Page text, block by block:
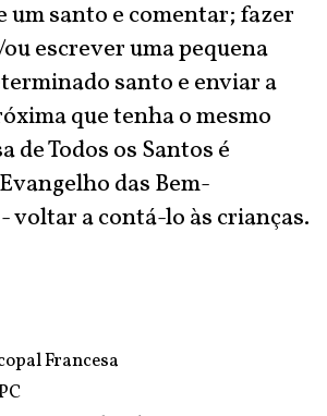
um santo e comentar; fazer
escrever uma pequena
santo e enviar a
que tenha o mesmo
de Todos os Santos é
das Bem-
voltar a contá-lo às crianças.
Francesa